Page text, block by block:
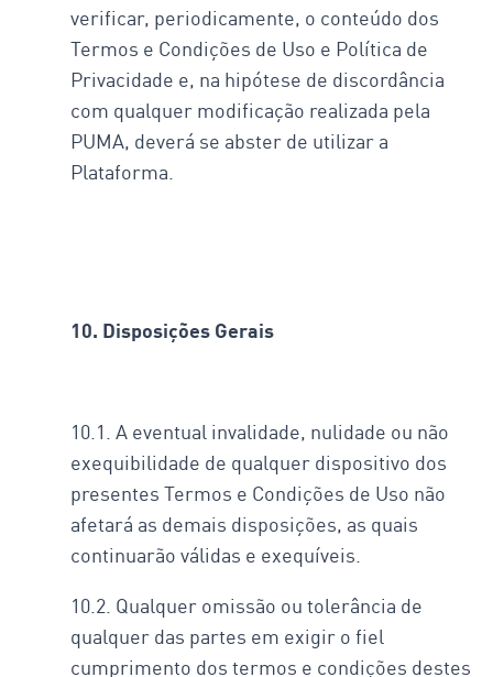
verificar, periodicamente, o conteúdo dos
Termos e Condições de Uso e Política de
Privacidade e, na hipótese de discordância
com qualquer modificação realizada pela
PUMA, deverá se abster de utilizar a
Plataforma.
10. Disposições Gerais
10.1. A eventual invalidade, nulidade ou não
exequibilidade de qualquer dispositivo dos
presentes Termos e Condições de Uso não
afetará as demais disposições, as quais
continuarão válidas e exequíveis.
10.2. Qualquer omissão ou tolerância de
qualquer das partes em exigir o fiel
cumprimento dos termos e condições destes